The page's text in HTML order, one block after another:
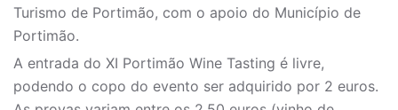
Turismo de Portimão, com o apoio do Município de
Portimão.
A entrada do XI Portimão Wine Tasting é livre,
podendo o copo do evento ser adquirido por 2 euros.